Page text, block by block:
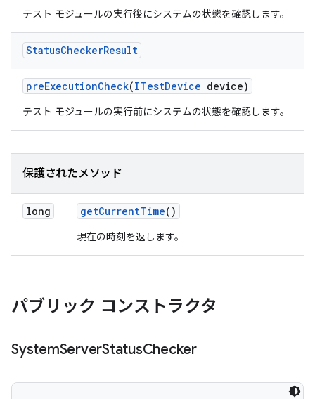
テスト モジュールの実行後にシステムの状態を確認します。
StatusCheckerResult
preExecutionCheck(ITestDevice device)
テスト モジュールの実行前にシステムの状態を確認します。
保護されたメソッド
long getCurrentTime()
現在の時刻を返します。
パブリック コンストラクタ
SystemServerStatusChecker